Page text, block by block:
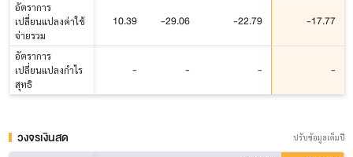
อัตราการ
เปลี่ยนแปลงค่าใช้
จ่ายรวม
10.39 -29.06 -22.79 -17.77
อัตราการ
เปลี่ยนแปลงกำไร
สุทธิ
- - - -
วงจรเงินสด ปรับข้อมูลเต็มปี